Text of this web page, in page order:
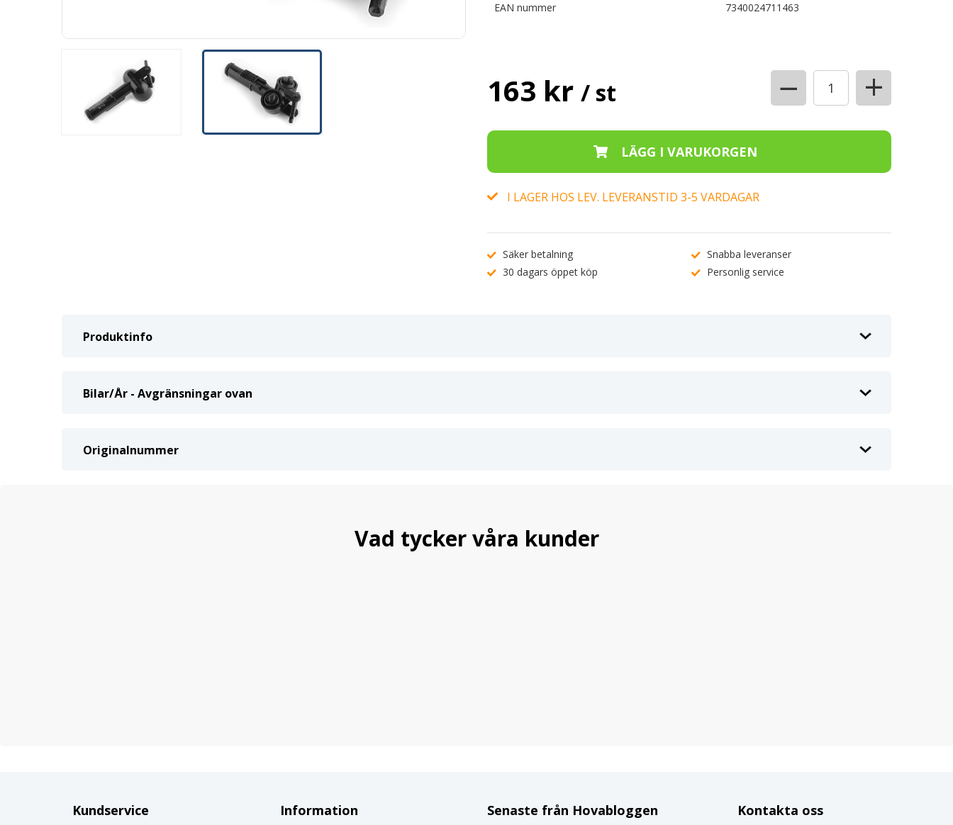
EAN nummer
7340024711463
163 kr / st − +
I LAGER HOS LEV. LEVERANSTID 3-5 VARDAGAR
Säker betalning
Snabba leveranser
30 dagars öppet köp
Personlig service
Produktinfo
Bilar/År - Avgränsningar ovan
Originalnummer
Vad tycker våra kunder
Kundservice Information Senaste från Hovabloggen Kontakta oss